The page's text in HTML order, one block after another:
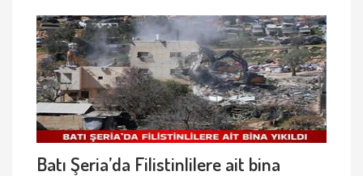
Batı Şeria’da Filistinlilere ait bina